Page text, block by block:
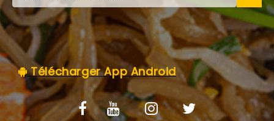
Télécharger App Android